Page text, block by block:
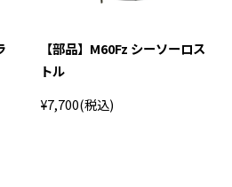
【部品】M60Fz シーソーロス
トル
¥7,700(税込)